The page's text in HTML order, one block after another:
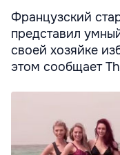
Французский
представил
своей хозяйке
этом сообщает